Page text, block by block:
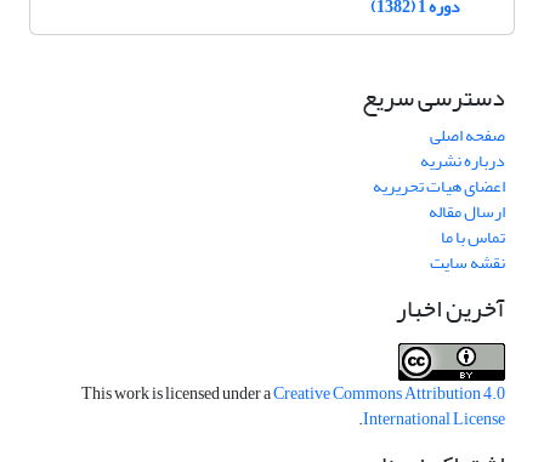
دسترسی سریع
صفحه اصلی
درباره نشریه
اعضای هیات تحریریه
ارسال مقاله
تماس با ما
نقشه سایت
آخرین اخبار
This work is licensed under aCreative Commons Attribution 4.0
International License
.